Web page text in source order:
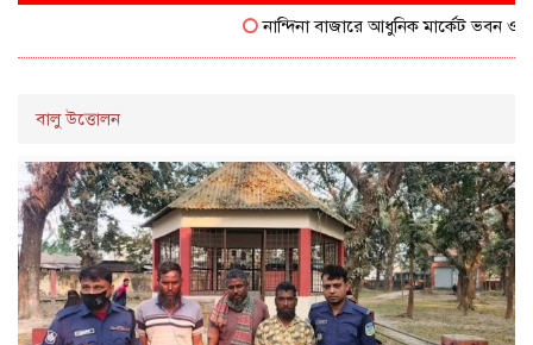
নান্দিনা বাজারে আধুনিক মার্কেট ভবন ও
বালু উত্তোলন